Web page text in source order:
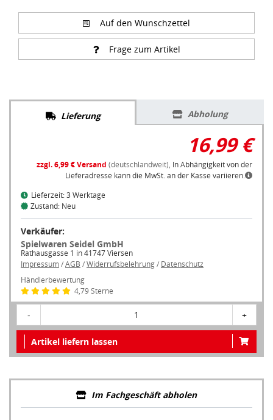
Auf den Wunschzettel
Frage zum Artikel
Lieferung Abholung
16,99 €
zzgl. 6,99 € Versand (deutschlandweit), In Abhängigkeit von der
Lieferadresse kann die MwSt. an der Kasse variieren.
Lieferzeit: 3 Werktage
Zustand: Neu
Verkäufer:
Spielwaren Seidel GmbH
Rathausgasse 1 in 41747 Viersen
Impressum/AGB /Widerrufsbelehrung/ Datenschutz
Händlerbewertung
4,79 Sterne
- 1 +
Artikel liefern lassen
Im Fachgeschäft abholen